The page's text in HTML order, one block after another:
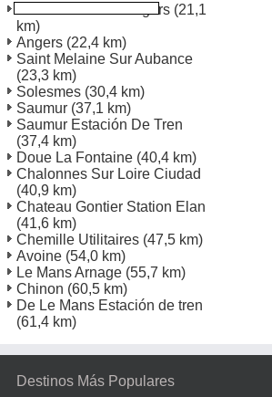
Estación de tren Angers (21,1
km)
Angers (22,4 km)
Saint Melaine Sur Aubance
(23,3 km)
Solesmes (30,4 km)
Saumur (37,1 km)
Saumur Estación De Tren
(37,4 km)
Doue La Fontaine (40,4 km)
Chalonnes Sur Loire Ciudad
(40,9 km)
Chateau Gontier Station Elan
(41,6 km)
Chemille Utilitaires (47,5 km)
Avoine (54,0 km)
Le Mans Arnage (55,7 km)
Chinon (60,5 km)
De Le Mans Estación de tren
(61,4 km)
Destinos Más Populares